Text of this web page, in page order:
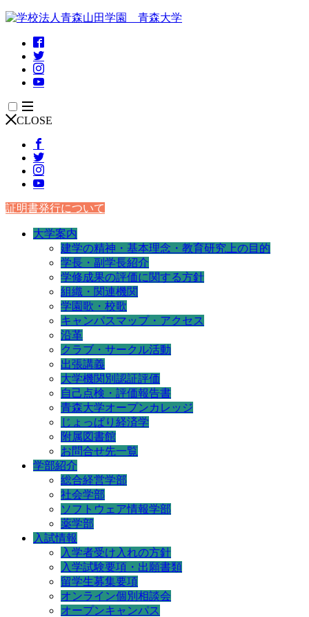
CLOSE
証明書発行について
大学案内
建学の精神・基本理念・教育研究上の目的
学長・副学長紹介
学修成果の評価に関する方針
組織・関連機関
学園歌・校歌
キャンパスマップ・アクセス
沿革
クラブ・サークル活動
出張講義
大学機関別認証評価
自己点検・評価報告書
青森大学オープンカレッジ
じょっぱり経済学
附属図書館
お問合せ先一覧
学部紹介
総合経営学部
社会学部
ソフトウェア情報学部
薬学部
入試情報
入学者受け入れの方針
入学試験要項・出願書類
留学生募集要項
オンライン個別相談会
オープンキャンパス